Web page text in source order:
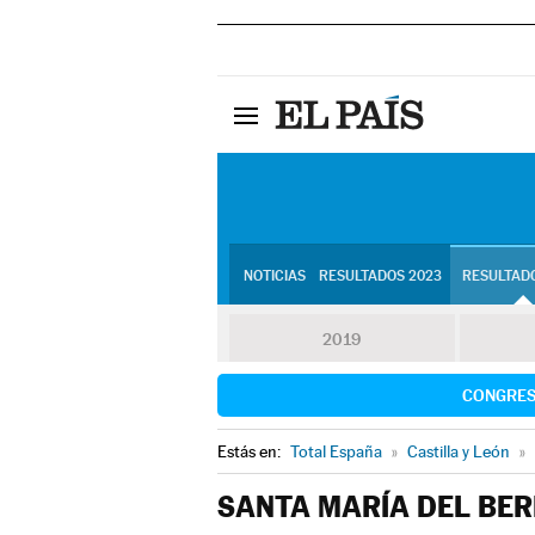
NOTICIAS RESULTADOS 2023
2019
Estás en: Total España » Castilla y León »
SANTA MARÍA DEL